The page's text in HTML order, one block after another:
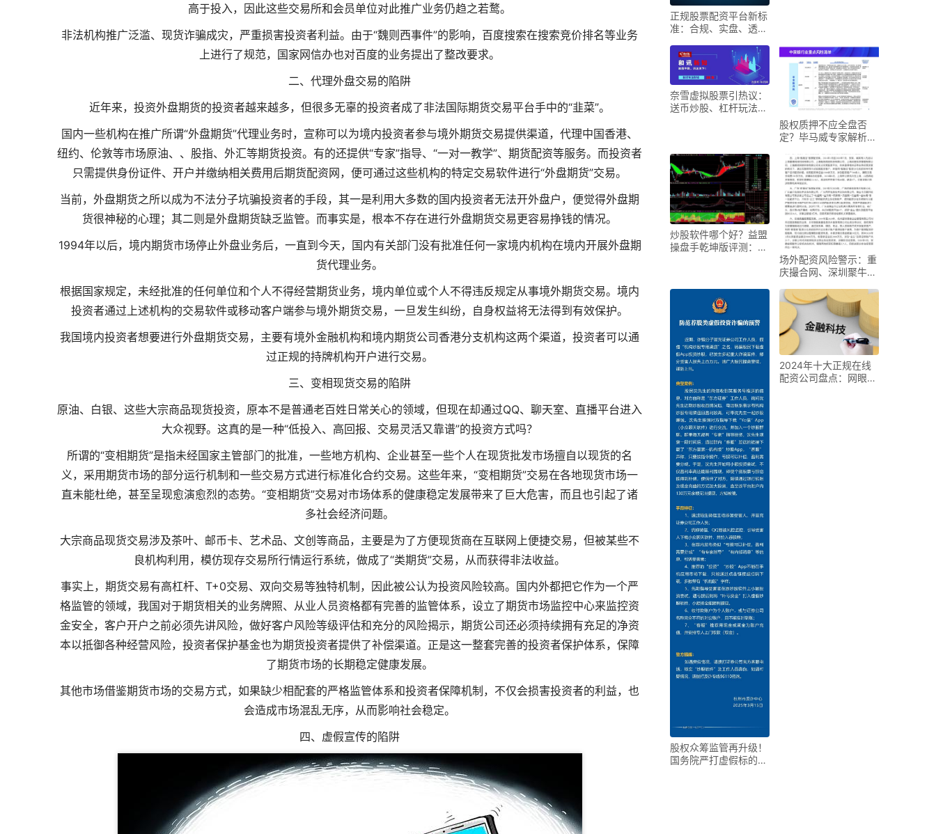
高于投入，因此这些交易所和会员单位对此推广业务仍趋之若鹜。
非法机构推广泛滥、现货诈骗成灾，严重损害投资者利益。由于“魏则西事件”的影响，百度搜索在搜索竞价排名等业务
上进行了规范，国家网信办也对百度的业务提出了整改要求。
二、代理外盘交易的陷阱
近年来，投资外盘期货的投资者越来越多，但很多无辜的投资者成了非法国际期货交易平台手中的“韭菜”。
国内一些机构在推广所谓“外盘期货”代理业务时，宣称可以为境内投资者参与境外期货交易提供渠道，代理中国香港、
纽约、伦敦等市场原油、、股指、外汇等期货投资。有的还提供“专家”指导、“一对一教学”、期货配资等服务。而投资者
只需提供身份证件、开户并缴纳相关费用后期货配资网 ，便可通过这些机构的特定交易软件进行“外盘期货”交易。
当前，外盘期货之所以成为不法分子坑骗投资者的手段，其一是利用大多数的国内投资者无法开外盘户，便觉得外盘期
货很神秘的心理；其二则是外盘期货缺乏监管。而事实是，根本不存在进行外盘期货交易更容易挣钱的情况。
1994年以后，境内期货市场停止外盘业务后，一直到今天，国内有关部门没有批准任何一家境内机构在境内开展外盘期
货代理业务。
根据国家规定，未经批准的任何单位和个人不得经营期货业务，境内单位或个人不得违反规定从事境外期货交易。境内
投资者通过上述机构的交易软件或移动客户端参与境外期货交易，一旦发生纠纷，自身权益将无法得到有效保护。
我国境内投资者想要进行外盘期货交易，主要有境外金融机构和境内期货公司香港分支机构这两个渠道，投资者可以通
过正规的持牌机构开户进行交易。
三、变相现货交易的陷阱
原油、白银、这些大宗商品现货投资，原本不是普通老百姓日常关心的领域，但现在却通过QQ、聊天室、直播平台进入
大众视野。这真的是一种“低投入、高回报、交易灵活又靠谱”的投资方式吗？
所谓的“变相期货”是指未经国家主管部门的批准，一些地方机构、企业甚至一些个人在现货批发市场擅自以现货的名
义，采用期货市场的部分运行机制和一些交易方式进行标准化合约交易。这些年来，“变相期货”交易在各地现货市场一
直未能杜绝，甚至呈现愈演愈烈的态势。“变相期货”交易对市场体系的健康稳定发展带来了巨大危害，而且也引起了诸
多社会经济问题。
大宗商品现货交易涉及茶叶、邮币卡、艺术品、文创等商品，主要是为了方便现货商在互联网上便捷交易，但被某些不
良机构利用，模仿现存交易所行情运行系统，做成了“类期货”交易，从而获得非法收益。
事实上，期货交易有高杠杆、T+0交易、双向交易等独特机制，因此被公认为投资风险较高。国内外都把它作为一个严
格监管的领域，我国对于期货相关的业务牌照、从业人员资格都有完善的监管体系，设立了期货市场监控中心来监控资
金安全，客户开户之前必须先讲风险，做好客户风险等级评估和充分的风险揭示，期货公司还必须持续拥有充足的净资
本以抵御各种经营风险，投资者保护基金也为期货投资者提供了补偿渠道。正是这一整套完善的投资者保护体系，保障
了期货市场的长期稳定健康发展。
其他市场借鉴期货市场的交易方式，如果缺少相配套的严格监管体系和投资者保障机制，不仅会损害投资者的利益，也
会造成市场混乱无序，从而影响社会稳定。
四、虚假宣传的陷阱
正规股票配资平台新标
准：合规、实盘、透
靠
奈雪虚拟股票引热议：
送币炒股、杠杆玩法，
股权质押不应全盘否
定？毕马威专家解析融
应
炒股软件哪个好？益盟
操盘手乾坤版评测：三
场外配资风险警示：重
庆撮合网、深圳聚牛汇
股权众筹监管再升级！
国务院严打虚假标的、
2024年十大正规在线
配资公司盘点：网眼